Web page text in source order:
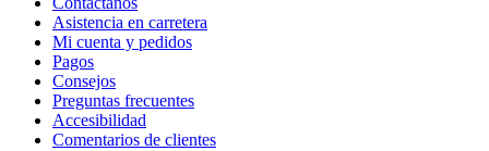
Asistencia en carretera
Mi cuenta y pedidos
Pagos
Consejos
Preguntas frecuentes
Accesibilidad
Comentarios de clientes